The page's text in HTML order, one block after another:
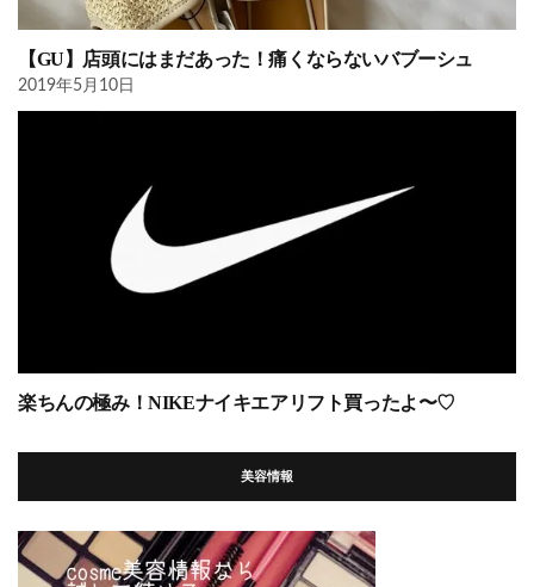
【GU】店頭にはまだあった！痛くならないバブーシュ
2019年5月10日
楽ちんの極み！NIKEナイキエアリフト買ったよ〜♡
美容情報